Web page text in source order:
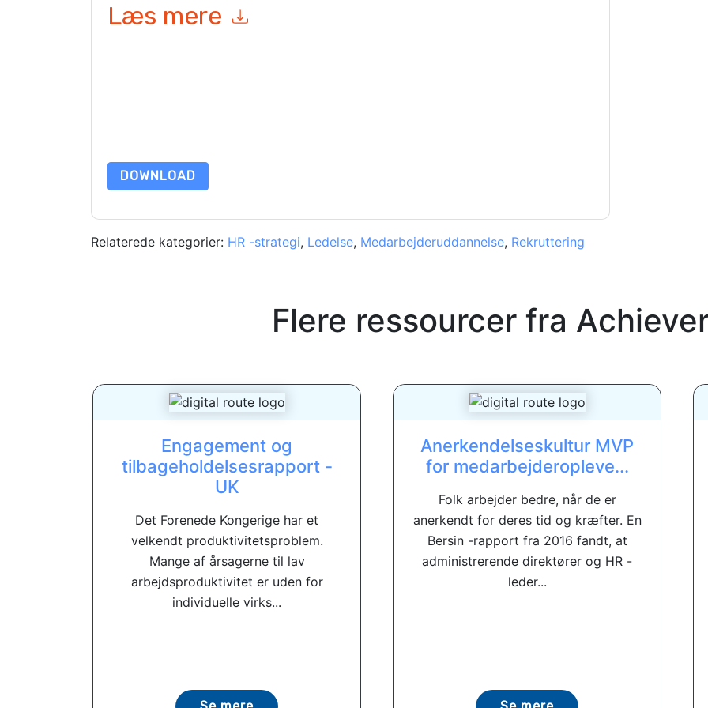
Læs mere
DOWNLOAD
Relaterede kategorier: HR -strategi, Ledelse, Medarbejderuddannelse, Rekruttering
Flere ressourcer fra
Engagement og
tilbageholdelsesrapport -
UK
Det Forenede Kongerige har et
velkendt produktivitetsproblem.
Mange af årsagerne til lav
arbejdsproduktivitet er uden for
individuelle virks...
Anerkendelseskultur MVP
for medarbejderopleve...
Folk arbejder bedre, når de er
anerkendt for deres tid og kræfter. En
Bersin -rapport fra 2016 fandt, at
administrerende direktører og HR -
leder...